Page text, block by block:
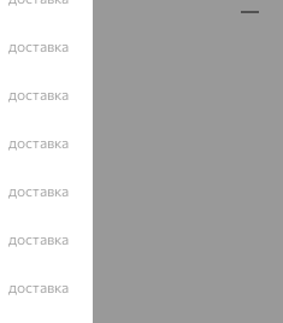
доставка
доставка
доставка
доставка
доставка
доставка